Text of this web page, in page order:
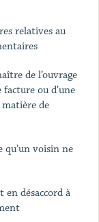
relatives au
de l’ouvrage
ou d’une
de
qu’un voisin ne
en désaccord à